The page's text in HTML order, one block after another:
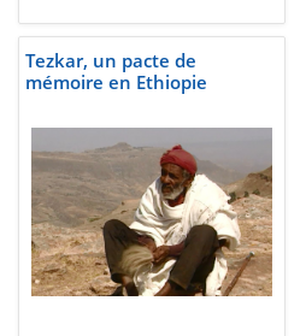
Tezkar, un pacte de
mémoire en Ethiopie